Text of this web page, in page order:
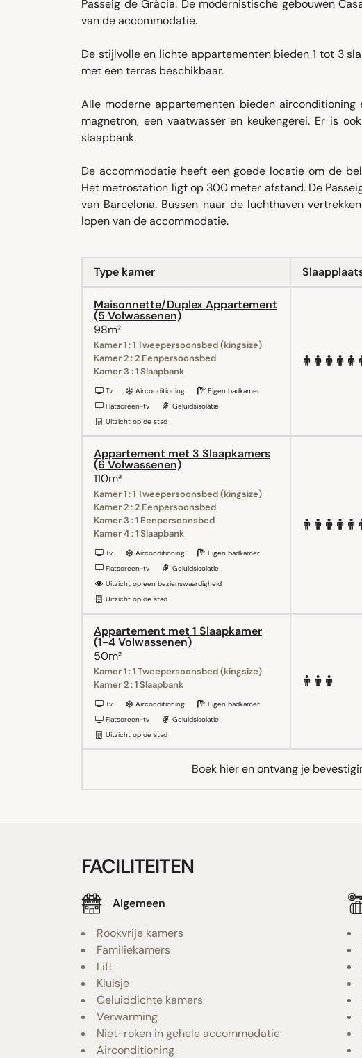
Passeig de Gràcia. De modernistische gebouwen
van de accommodatie.
De stijlvolle en lichte appartementen bieden 1 tot 3
met een terras beschikbaar.
Alle moderne appartementen bieden
magnetron, een vaatwasser en keukengerei. Er is
slaapbank.
De accommodatie heeft een goede locatie om de
Het metrostation ligt op 300 meter afstand. De
van Barcelona. Bussen naar de luchthaven
lopen van de accommodatie.
Type kamer
Maisonnette/Duplex Appartement
(5 Volwassenen)
98m²
Kamer 1 : 1 Tweepersoonsbed (kingsize)
Kamer 2 : 2 Eenpersoonsbed
Kamer 3 : 1 Slaapbank
Tv Airconditioning
Eigen badkamer
Flatscreen-tv
Geluidsisolatie
Uitzicht op de stad
Appartement met 3 Slaapkamers
(6 Volwassenen)
110m²
Kamer 1 : 1 Tweepersoonsbed (kingsize)
Kamer 2 : 2 Eenpersoonsbed
Kamer 3 : 1 Eenpersoonsbed
Kamer 4 : 1 Slaapbank
Tv Airconditioning
Eigen badkamer
Flatscreen-tv
Geluidsisolatie
Uitzicht op een bezienswaardigheid
Uitzicht op de stad
Appartement met 1 Slaapkamer
(1-4 Volwassenen)
50m²
Kamer 1 : 1 Tweepersoonsbed (kingsize)
Kamer 2 : 1 Slaapbank
Tv Airconditioning
Eigen badkamer
Flatscreen-tv
Geluidsisolatie
Uitzicht op de stad
Boek hier en ontvang je
FACILITEITEN
Algemeen
Rookvrije kamers
Familiekamers
Lift
Kluisje
Geluiddichte kamers
Verwarming
Niet-roken in gehele accommodatie
Airconditioning